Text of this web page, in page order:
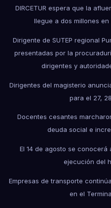
DIRCETUR espera que la
llegue a dos millones
Dirigente de SUTEP regional
presentadas por la
dirigentes y
Dirigentes del magisterio
para el 27,
Docentes cesantes
deuda social e
El 14 de agosto se
ejecución del
Empresas de transporte
en el